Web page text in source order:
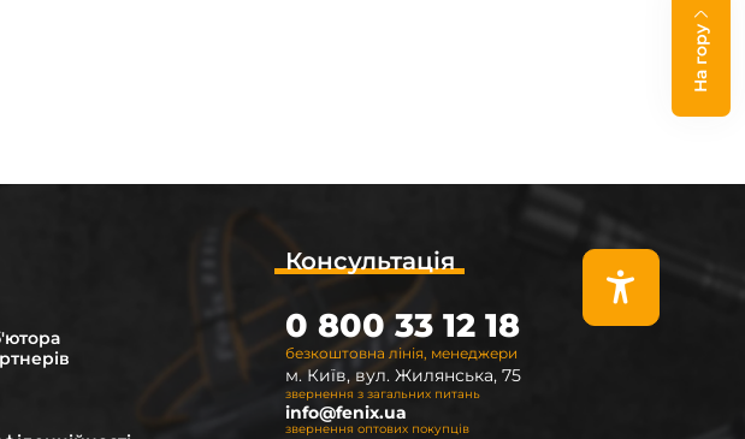
На гору
Консультація
безкоштовна лінія, менеджери
0 800 33 12 18
м. Київ, вул. Жилянська, 75
звернення з загальних питань
info@fenix.ua
звернення оптових покупців